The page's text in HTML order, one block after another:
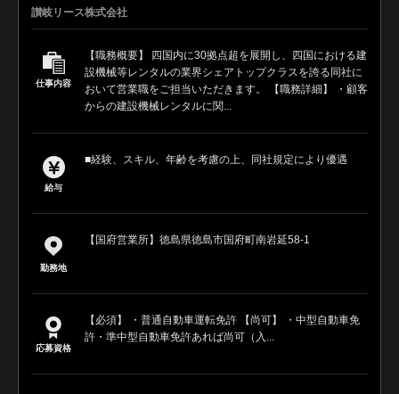
讃岐リース株式会社
仕事内容
【職務概要】 四国内に30拠点超を展開し、四国における建
設機械等レンタルの業界シェアトップクラスを誇る同社に
おいて営業職をご担当いただきます。 【職務詳細】 ・顧客
からの建設機械レンタルに関...
給与
■経験、スキル、年齢を考慮の上、同社規定により優遇
勤務地
【国府営業所】徳島県徳島市国府町南岩延58-1
応募資格
【必須】 ・普通自動車運転免許 【尚可】 ・中型自動車免
許・準中型自動車免許あれば尚可（入...